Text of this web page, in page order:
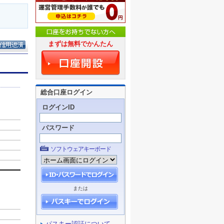
まずは無料でかんたん
総合口座ログイン
ログインID
パスワード
ソフトウェアキーボード
または